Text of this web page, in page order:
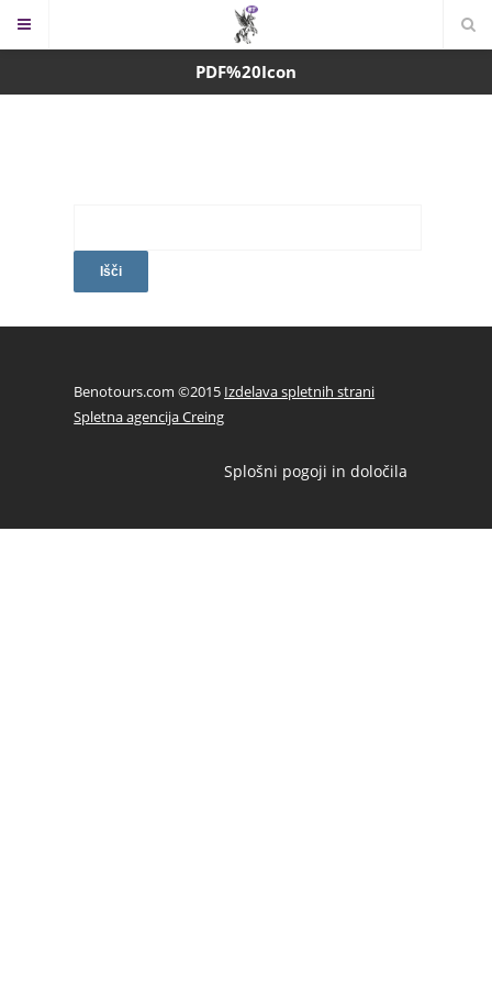
PDF%20Icon
Benotours.com ©2015 Izdelava spletnih strani
Spletna agencija Creing
Splošni pogoji in določila